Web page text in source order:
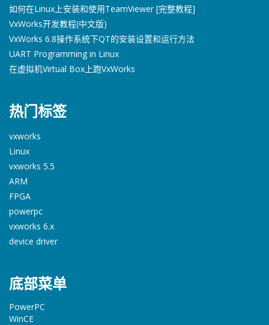
如何在Linux上安装和使用TeamViewer [完整教程]
VxWorks开发教程(中文版)
VxWorks 6.8操作系统下QT的安装设置和运行方法
UART Programming in Linux
在虚拟机Virtual Box上跑VxWorks
热门标签
vxworks
Linux
vxworks 5.5
ARM
FPGA
powerpc
vxworks 6.x
device driver
底部菜单
PowerPC
WinCE